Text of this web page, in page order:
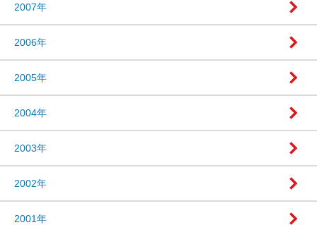
2007年
2006年
2005年
2004年
2003年
2002年
2001年